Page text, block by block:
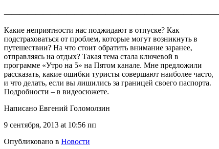
Какие неприятности нас поджидают в отпуске? Как
подстраховаться от проблем, которые могут возникнуть в
путешествии? На что стоит обратить внимание заранее,
отправляясь на отдых? Такая тема стала ключевой в
программе «Утро на 5» на Пятом канале. Мне предложили
рассказать, какие ошибки туристы совершают наиболее часто,
и что делать, если вы лишились за границей своего паспорта.
Подробности – в видеосюжете.
Написано Евгений Голомолзин
9 сентября, 2013 at 10:56 пп
Опубликовано в Новости